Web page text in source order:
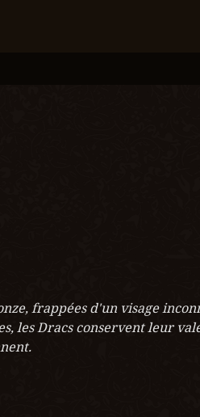
frappées d'un visage
les Dracs conservent leur